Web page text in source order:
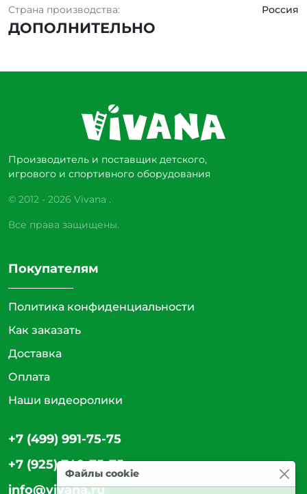
Страна производства:
Россия
ДОПОЛНИТЕЛЬНО
Производитель и поставщик детского,
игрового и спортивного оборудования
© 2012 - 2026 Vivana .
Все права защищены.
Покупателям
Политика конфиденциальности
Как заказать
Доставка
Оплата
Наши видеоролики
+7 (499) 991-75-75
+7 (925) 740-75-75
info@vivana.ru
Файлы cookie